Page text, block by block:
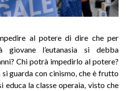
al potere di dire che per
giovane l’eutanasia si debba
Chi potrà impedirlo al potere?
guarda con cinismo, che è frutto
educa la classe operaia, visto che